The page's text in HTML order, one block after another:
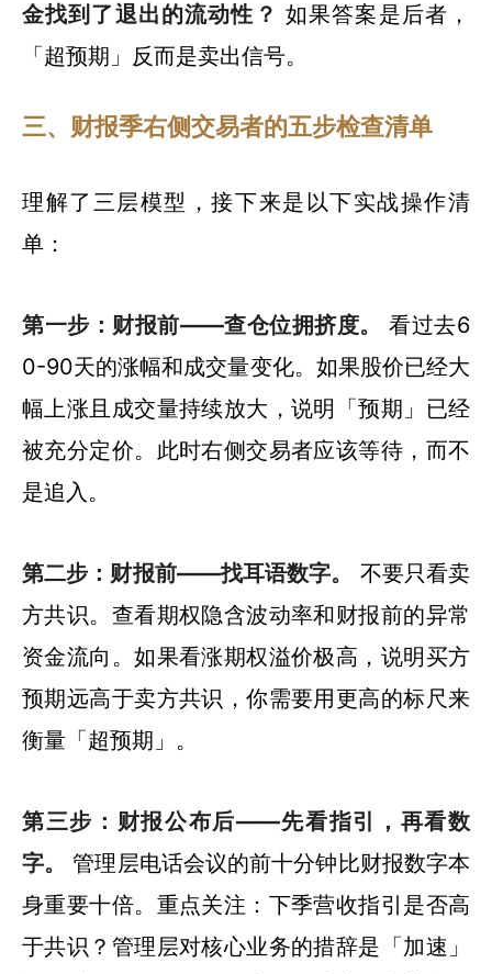
金找到了退出的流动性？ 如果答案是后者，
「超预期」反而是卖出信号。
三、财报季右侧交易者的五步检查清单
理解了三层模型，接下来是以下实战操作清
单：
第一步：财报前——查仓位拥挤度。
看过去6
0-90天的涨幅和成交量变化。如果股价已经大
幅上涨且成交量持续放大，说明「预期」已经
被充分定价。此时右侧交易者应该等待，而不
是追入。
第二步：财报前——找耳语数字。
不要只看卖
方共识。查看期权隐含波动率和财报前的异常
资金流向。如果看涨期权溢价极高，说明买方
预期远高于卖方共识，你需要用更高的标尺来
衡量「超预期」。
第三步：财报公布后——先看指引，再看数
字。
管理层电话会议的前十分钟比财报数字本
身重要十倍。重点关注：下季营收指引是否高
于共识？管理层对核心业务的措辞是「加速」